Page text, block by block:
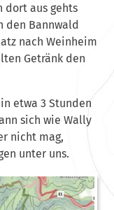
dort aus gehts
den Bannwald
nach Weinheim
Getränk den
etwa 3 Stunden
sich wie Wally
nicht mag,
unter uns.